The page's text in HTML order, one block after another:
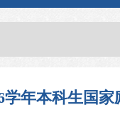
学年本科生国